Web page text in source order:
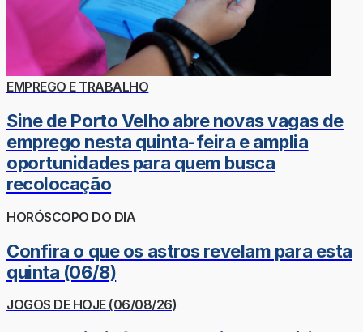
EMPREGO E TRABALHO
Sine de Porto Velho abre novas vagas de
emprego nesta quinta-feira e amplia
oportunidades para quem busca
recolocação
HORÓSCOPO DO DIA
Confira o que os astros revelam para esta
quinta (06/8)
JOGOS DE HOJE (06/08/26)